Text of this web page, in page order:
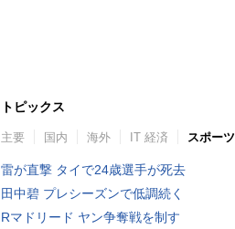
トピックス
主要 国内 海外 IT 経済 スポーツ
雷が直撃 タイで24歳選手が死去
田中碧 プレシーズンで低調続く
Rマドリード ヤン争奪戦を制す